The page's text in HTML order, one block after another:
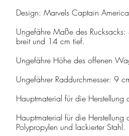
Design: Marvels Captain
Ungefähre Maße des
breit und 14 cm tief.
Ungefähre Höhe des offenen
Ungefährer Raddurchmesser: 9
Hauptmaterial für die Herstellung
Hauptmaterial für die Herstellung
Polypropylen und lackierter Stahl.